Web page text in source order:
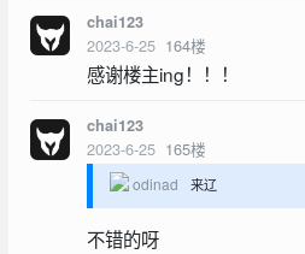
chai123
2023-6-25 164楼
感谢楼主ing！！！
chai123
2023-6-25 165楼
odinad 来辽
不错的呀